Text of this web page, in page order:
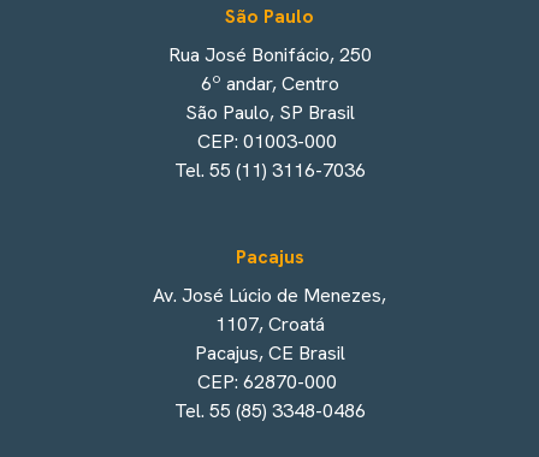
São Paulo
Rua José Bonifácio, 250
6º andar, Centro
São Paulo, SP Brasil
CEP: 01003-000
Tel. 55 (11) 3116-7036
Pacajus
Av. José Lúcio de Menezes,
1107, Croatá
Pacajus, CE Brasil
CEP: 62870-000
Tel. 55 (85) 3348-0486